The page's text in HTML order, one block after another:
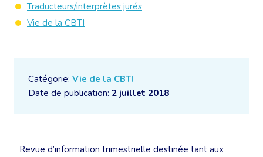
Catégorie: Vie de la CBTI
Date de publication: 2 juillet 2018
Revue d’information trimestrielle destinée tant aux
Traducteurs/interprètes jurés
Vie de la CBTI